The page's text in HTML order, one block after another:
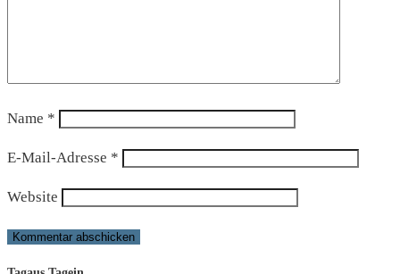
Name *
E-Mail-Adresse *
Website